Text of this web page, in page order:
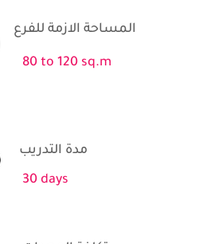
المساحة الازمة للفرع
80 to 120 sq.m
مدة التدريب
30 days